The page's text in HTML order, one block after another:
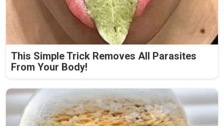
This Simple Trick Removes All Parasites
From Your Body!